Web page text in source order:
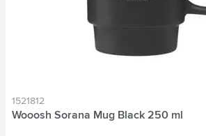
1521812
Wooosh Sorana Mug Black 250 ml